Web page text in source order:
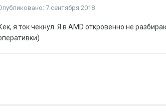
7 сентября 2018
я ток чекнул. Я в AMD откровенно не